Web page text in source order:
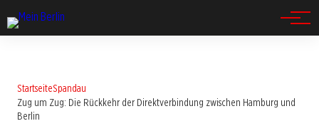
StartseiteSpandau
Zug um Zug: Die Rückkehr der Direktverbindung zwischen Hamburg und
Berlin